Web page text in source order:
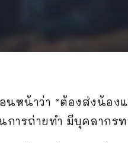
น้าว่า “ต้องส่งน้องแ
การถ่ายทำ มีบุคลาก